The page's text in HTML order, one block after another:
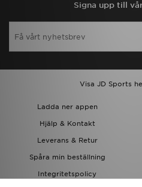
Signa upp till
Visa JD Sports
Ladda ner appen
Hjälp & Kontakt
Leverans & Retur
Spåra min beställning
Integritetspolicy